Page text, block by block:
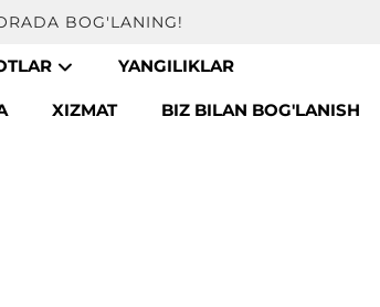
BOG'LANING!
YANGILIKLAR
XIZMAT BIZ BILAN BOG'LANISH